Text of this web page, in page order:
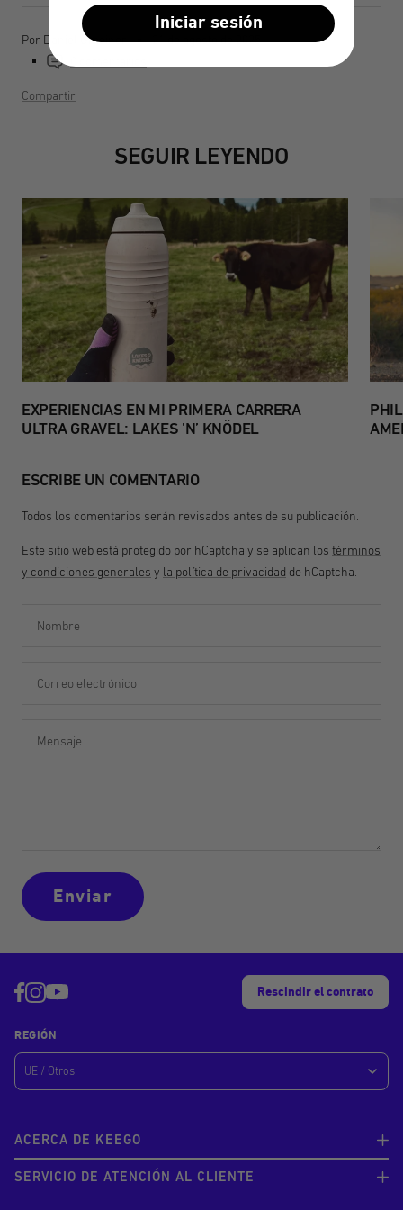
Por Daniel Gmeiner
21 de agosto de 2025
Compartir
SEGUIR LEYENDO
EXPERIENCIAS EN MI PRIMERA CARRERA
ULTRA GRAVEL: LAKES ’N’ KNÖDEL
ESCRIBE UN COMENTARIO
Todos los comentarios serán revisados antes de su publicación.
Este sitio web está protegido por hCaptcha y se aplican los términos
y condiciones generales y la política de privacidad de hCaptcha.
Nombre
Correo electrónico
Mensaje
Enviar
ACERCA DE KEEGO
SERVICIO DE ATENCIÓN AL CLIENTE
Rescindir el contrato
REGIÓN
Iniciar sesión